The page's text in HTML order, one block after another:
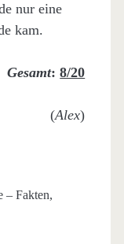
nur eine
kam.
Gesamt:8/20
(Alex)
– Fakten,